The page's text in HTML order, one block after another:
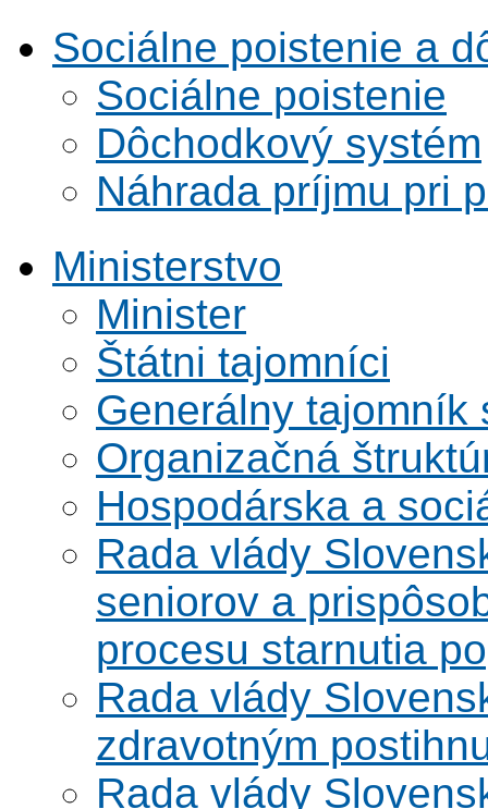
Sociálne poistenie a
Sociálne poistenie
Dôchodkový systém
Náhrada príjmu pri
Ministerstvo
Minister
Štátni tajomníci
Generálny tajomník
Organizačná
Hospodárska a
Rada vlády
seniorov a
procesu starnutia
Rada vlády
zdravotným
Rada vlády